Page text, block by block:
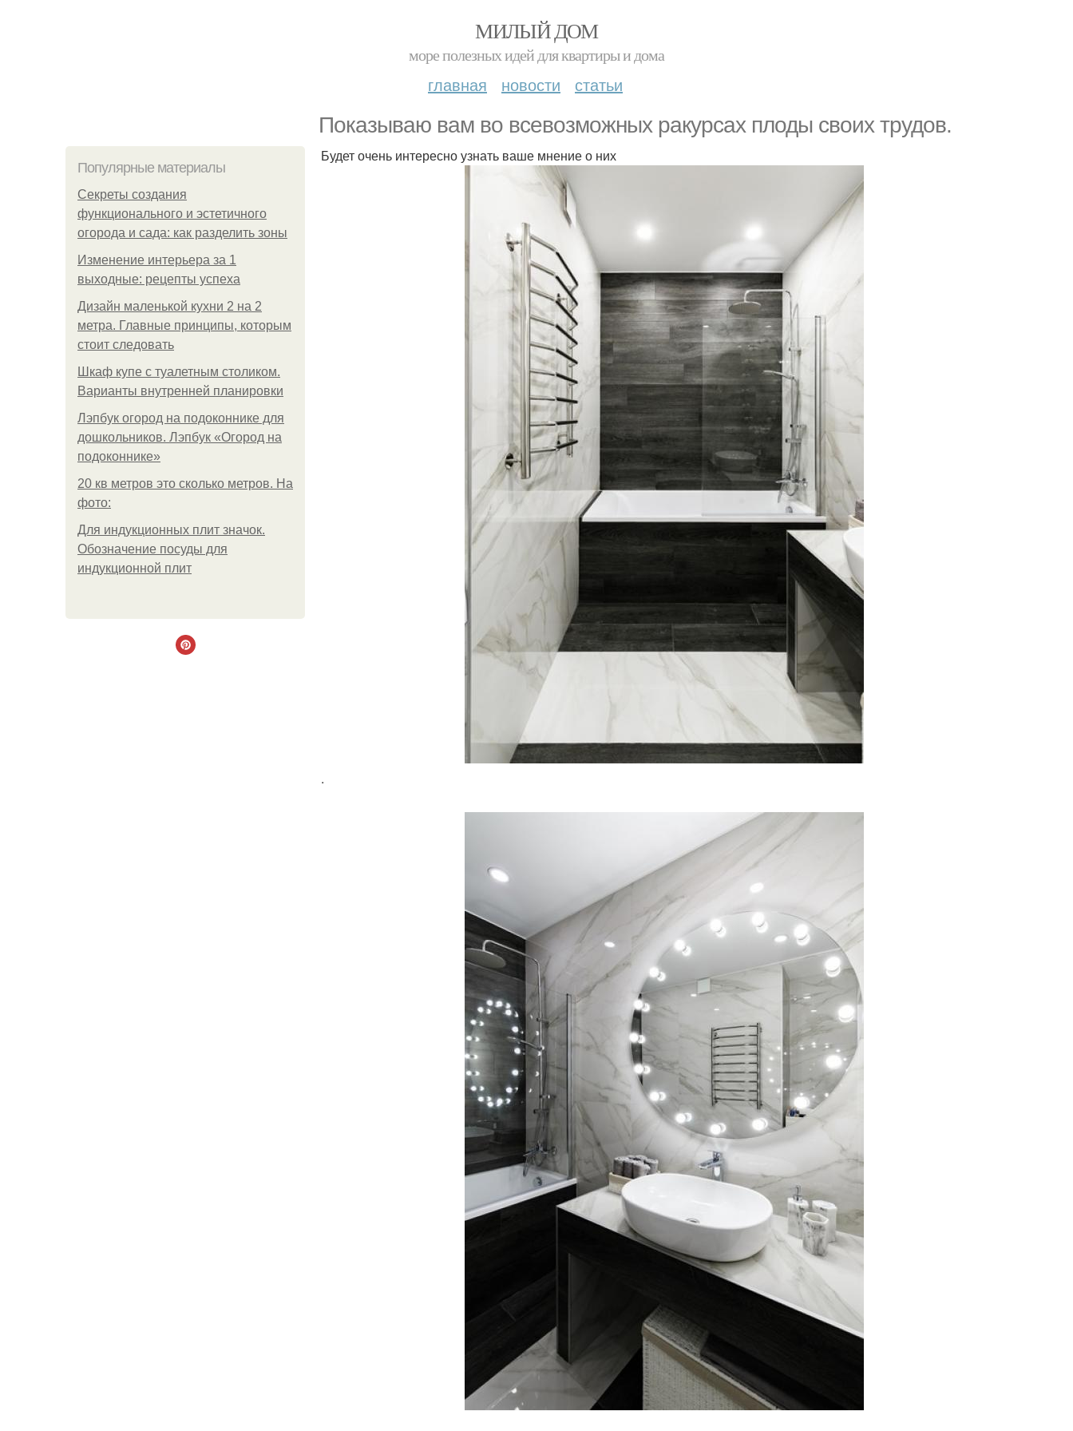
МИЛЫЙ ДОМ
море полезных идей для квартиры и дома
главная новости статьи
Показываю вам во всевозможных ракурсах плоды своих трудов.
Популярные материалы
Секреты создания
функционального и эстетичного
огорода и сада: как разделить зоны
Изменение интерьера за 1
выходные: рецепты успеха
Дизайн маленькой кухни 2 на 2
метра. Главные принципы, которым
стоит следовать
Шкаф купе с туалетным столиком.
Варианты внутренней планировки
Лэпбук огород на подоконнике для
дошкольников. Лэпбук «Огород на
подоконнике»
20 кв метров это сколько метров. На
фото:
Для индукционных плит значок.
Обозначение посуды для
индукционной плит
Будет очень интересно узнать ваше мнение о них
.